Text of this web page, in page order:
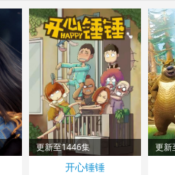
更新至1446集
开心锤锤
更新